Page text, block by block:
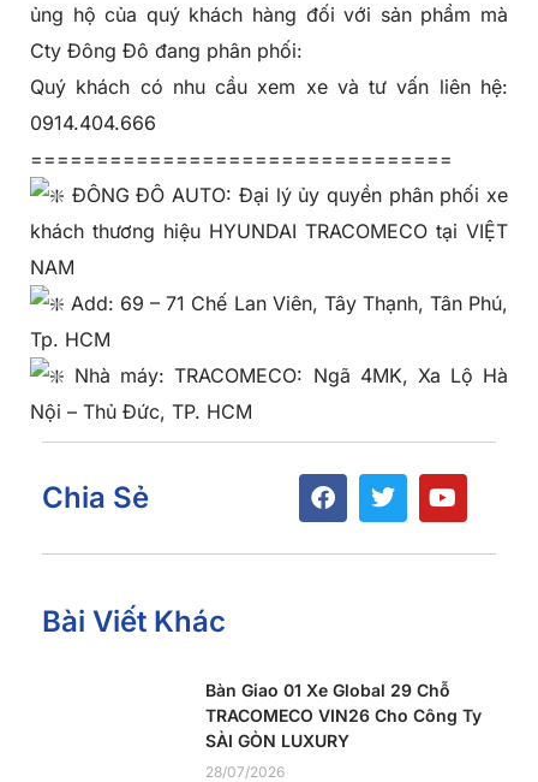
ủng hộ của quý khách hàng đối với sản phẩm mà
Cty Đông Đô đang phân phối:
Quý khách có nhu cầu xem xe và tư vấn liên hệ:
0914.404.666
================================
ĐÔNG ĐÔ AUTO: Đại lý ủy quyền phân phối xe
khách thương hiệu HYUNDAI TRACOMECO tại VIỆT
NAM
Add: 69 – 71 Chế Lan Viên, Tây Thạnh, Tân Phú,
Tp. HCM
Nhà máy: TRACOMECO: Ngã 4MK, Xa Lộ Hà
Nội – Thủ Đức, TP. HCM
Chia Sẻ
Bài Viết Khác
Bàn Giao 01 Xe Global 29 Chỗ
TRACOMECO VIN26 Cho Công Ty
SÀI GÒN LUXURY
28/07/2026